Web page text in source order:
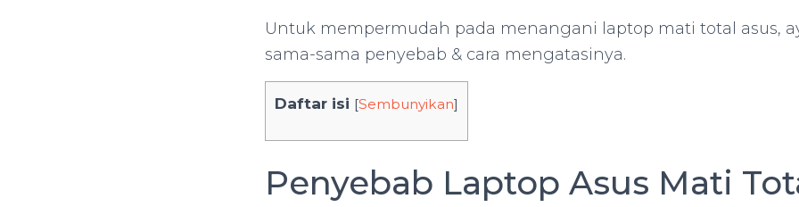
Untuk mempermudah pada menangani laptop mati total asus,
sama-sama penyebab & cara mengatasinya.
Daftar isi [Sembunyikan]
Penyebab Laptop Asus Mati